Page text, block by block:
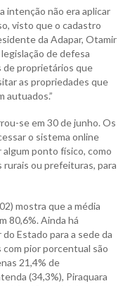
intenção não era aplicar
visto que o cadastro
da Adapar, Otamir
de defesa
de proprietários que
as propriedades que
autuados.”
se em 30 de junho. Os
o sistema online
ponto físico, como
rurais ou prefeituras, para
mostra que a média
80,6%. Ainda há
Estado para a sede da
pior porcentual são
21,4% de
(34,3%), Piraquara